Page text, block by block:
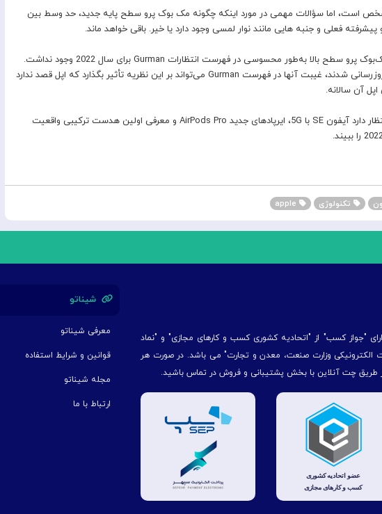
است، اما سؤالات مهمی در مورد اینکه چگونه مک بوک پرو سطح پایه جدید، حد وسط بین
به‌روزرسانی‌های iMac 24 اینچی و مک‌بوک پرو سطح بالا به‌طور محسوسی در فهرست انتظارات Gurman برای سال 2022 وجود نداشت.
در حالی که این دستگاه‌ها امسال به‌روزرسانی شدند، غیبت آنها در فهرست Gurman می‌تواند بر این نظریه تأثیر بگذارد که اپل قصد ندارد
آن سالانه.
علاوه بر مک، گورمن اشاره کرد که انتظار دارد آیفون SE با 5G، ایرپادهای جدید AirPods Pro و معرفی اولین هدست ترکیبی واقعیت
تکنولوژی
"جواز کسب" از "اتحادیه کشوری کسب و کارهای مجازی" و "نماد
الكترونیكی وزارت صنعت، معدن و تجارت" می باشد. در صورت هر
طریق چت آنلاین با بخش پشتیبانی و فروش در تماس باشید.
شیناتو
معرفی شیناتو
قوانین و شرایط استفاده
مجله شیناتو
ارتباط با ما